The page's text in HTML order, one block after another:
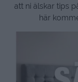
att ni älskar tips
här